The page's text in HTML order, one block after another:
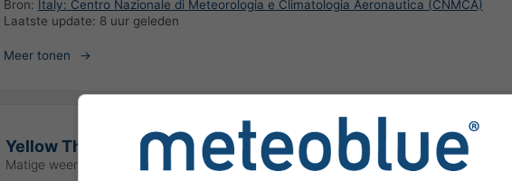
Bron: Italy: Centro Nazionale di Meteorologia e Climatologia Aeronautica (CNMCA)
Laatste update: 8 uur geleden
Meer tonen
Yellow Thunderstorm Warning for Italy - Lazio
Matige weerswaarschuwing